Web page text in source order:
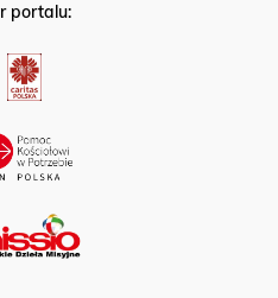
portalu: